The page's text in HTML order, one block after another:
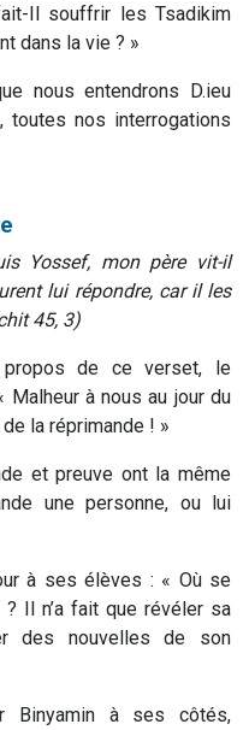
Il souffrir les Tsadikim
dans la vie ? »
nous entendrons D.ieu
toutes nos interrogations
Yossef, mon père vit-il
lui répondre, car il les
45, 3)
propos de ce verset, le
Malheur à nous au jour du
la réprimande ! »
et preuve ont la même
une personne, ou lui
à ses élèves : « Où se
Il n’a fait que révéler sa
des nouvelles de son
Binyamin à ses côtés,